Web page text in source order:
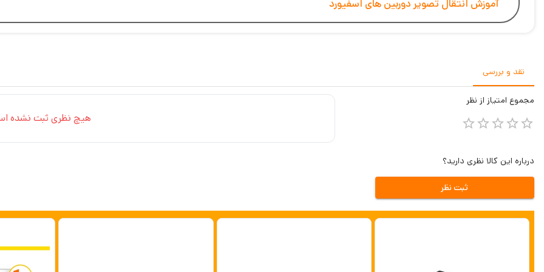
آموزش انتقال تصویر دوربین های اسفیورد
نقد و بررسی
مجموع امتیاز از نظر
درباره این کالا نظری دارید؟
ثبت نظر
هیچ نظری ثبت نشده